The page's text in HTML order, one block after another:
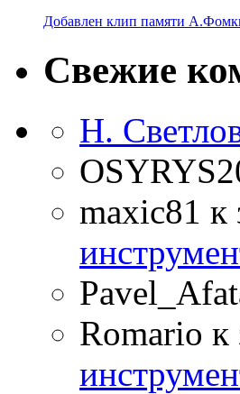
Добавлен клип памяти
Свежие
Н.
maxic81 к
Romario к